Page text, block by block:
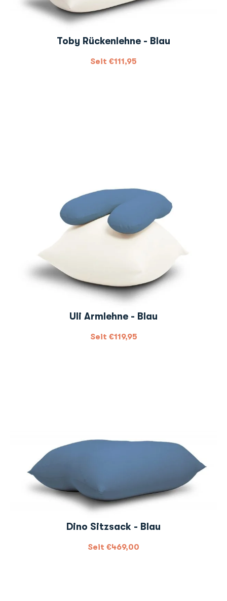
Toby Rückenlehne - Blau
Seit €111,95
Uli Armlehne - Blau
Seit €119,95
Dino Sitzsack - Blau
Seit €469,00